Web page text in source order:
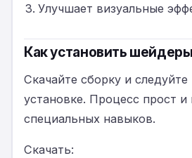
Улучшает визуальные
Как установить шейдеры
Скачайте сборку и
установке. Процесс прост и
специальных навыков.
Скачать: